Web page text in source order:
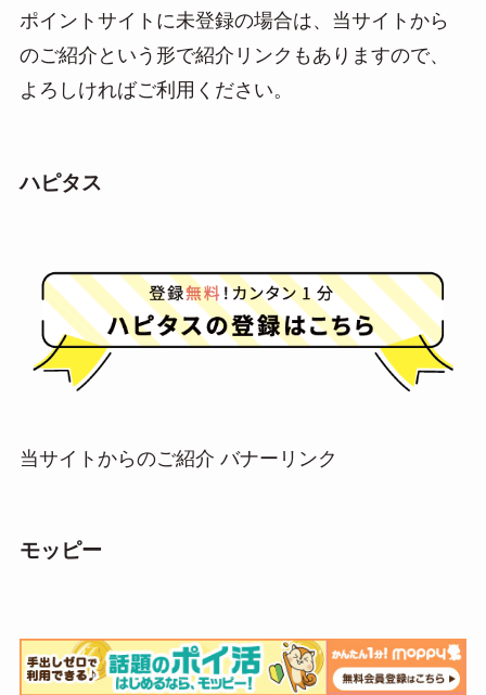
ポイントサイトに未登録の場合は、当サイトから
のご紹介という形で紹介リンクもありますので、
よろしければご利用ください。
ハピタス
当サイトからのご紹介 バナーリンク
モッピー